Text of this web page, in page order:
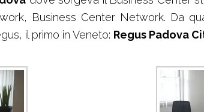
Business Center Network. Da
il primo in Veneto: Regus Padova